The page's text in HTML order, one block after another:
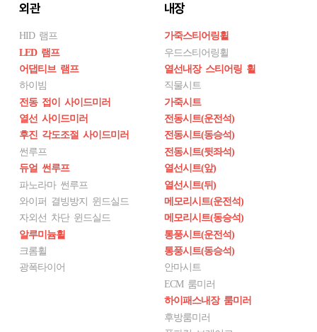
외관
HID 램프
LED 램프
어댑티브 램프
하이빔
전동 접이 사이드미러
열선 사이드미러
후진 각도조절 사이드미러
썬루프
듀얼 썬루프
파노라마 썬루프
와이퍼 결빙방지 윈드실드
자외선 차단 윈드실드
알루미늄휠
크롬휠
광폭타이어
내장
가죽스티어링휠
우드스티어링휠
열선내장 스티어링 휠
직물시트
가죽시트
전동시트(운전석)
전동시트(동승석)
전동시트(뒷좌석)
열선시트(앞)
열선시트(뒤)
메모리시트(운전석)
메모리시트(동승석)
통풍시트(운전석)
통풍시트(동승석)
안마시트
ECM 룸미러
하이패스내장 룸미러
후방룸미러